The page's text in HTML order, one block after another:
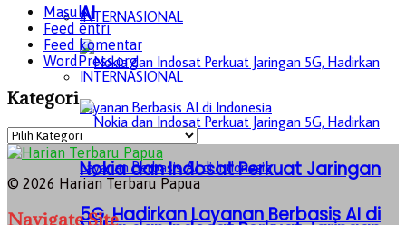
INTERNASIONAL
Nokia dan Indosat Perkuat Jaringan
5G, Hadirkan Layanan Berbasis AI di
AI
INTERNASIONAL
Masuk
Feed entri
Feed komentar
WordPress.org
Kategori
Kategori
© 2026 Harian Terbaru Papua
Navigate Site